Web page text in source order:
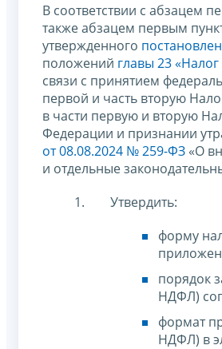
В соответствии с абзацем
также абзацем первым
утвержденного
положений главы 23
связи с принятием
первой и часть вторую
в части первую и вторую
Федерации и признании
от 08.08.2024 № 259-ФЗ «О
и отдельные
Утвердить:
форму
порядок
НДФЛ)
формат
НДФЛ) в